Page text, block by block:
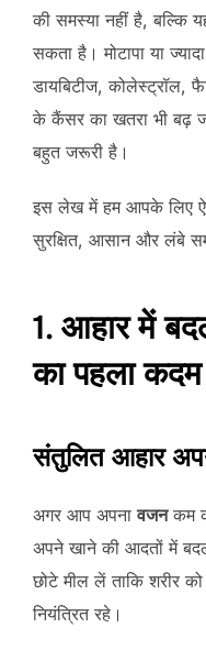
की समस्या नहीं है, बल्कि
सकता है। मोटापा या
डायबिटीज, कोलेस्ट्रॉल,
के कैंसर का खतरा भी बढ़
बहुत जरूरी है।
इस लेख में हम आपके लिए
सुरक्षित, आसान और लंबे
1. आहार में
का पहला कदम
संतुलित आहार
अगर आप अपनावजनकम
अपने खाने की आदतों में
छोटे मील लें ताकि शरीर
नियंत्रित रहे।